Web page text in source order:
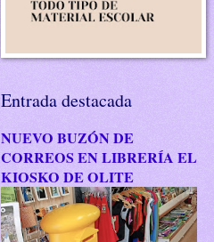
Entrada destacada
NUEVO BUZÓN DE
CORREOS EN LIBRERÍA EL
KIOSKO DE OLITE